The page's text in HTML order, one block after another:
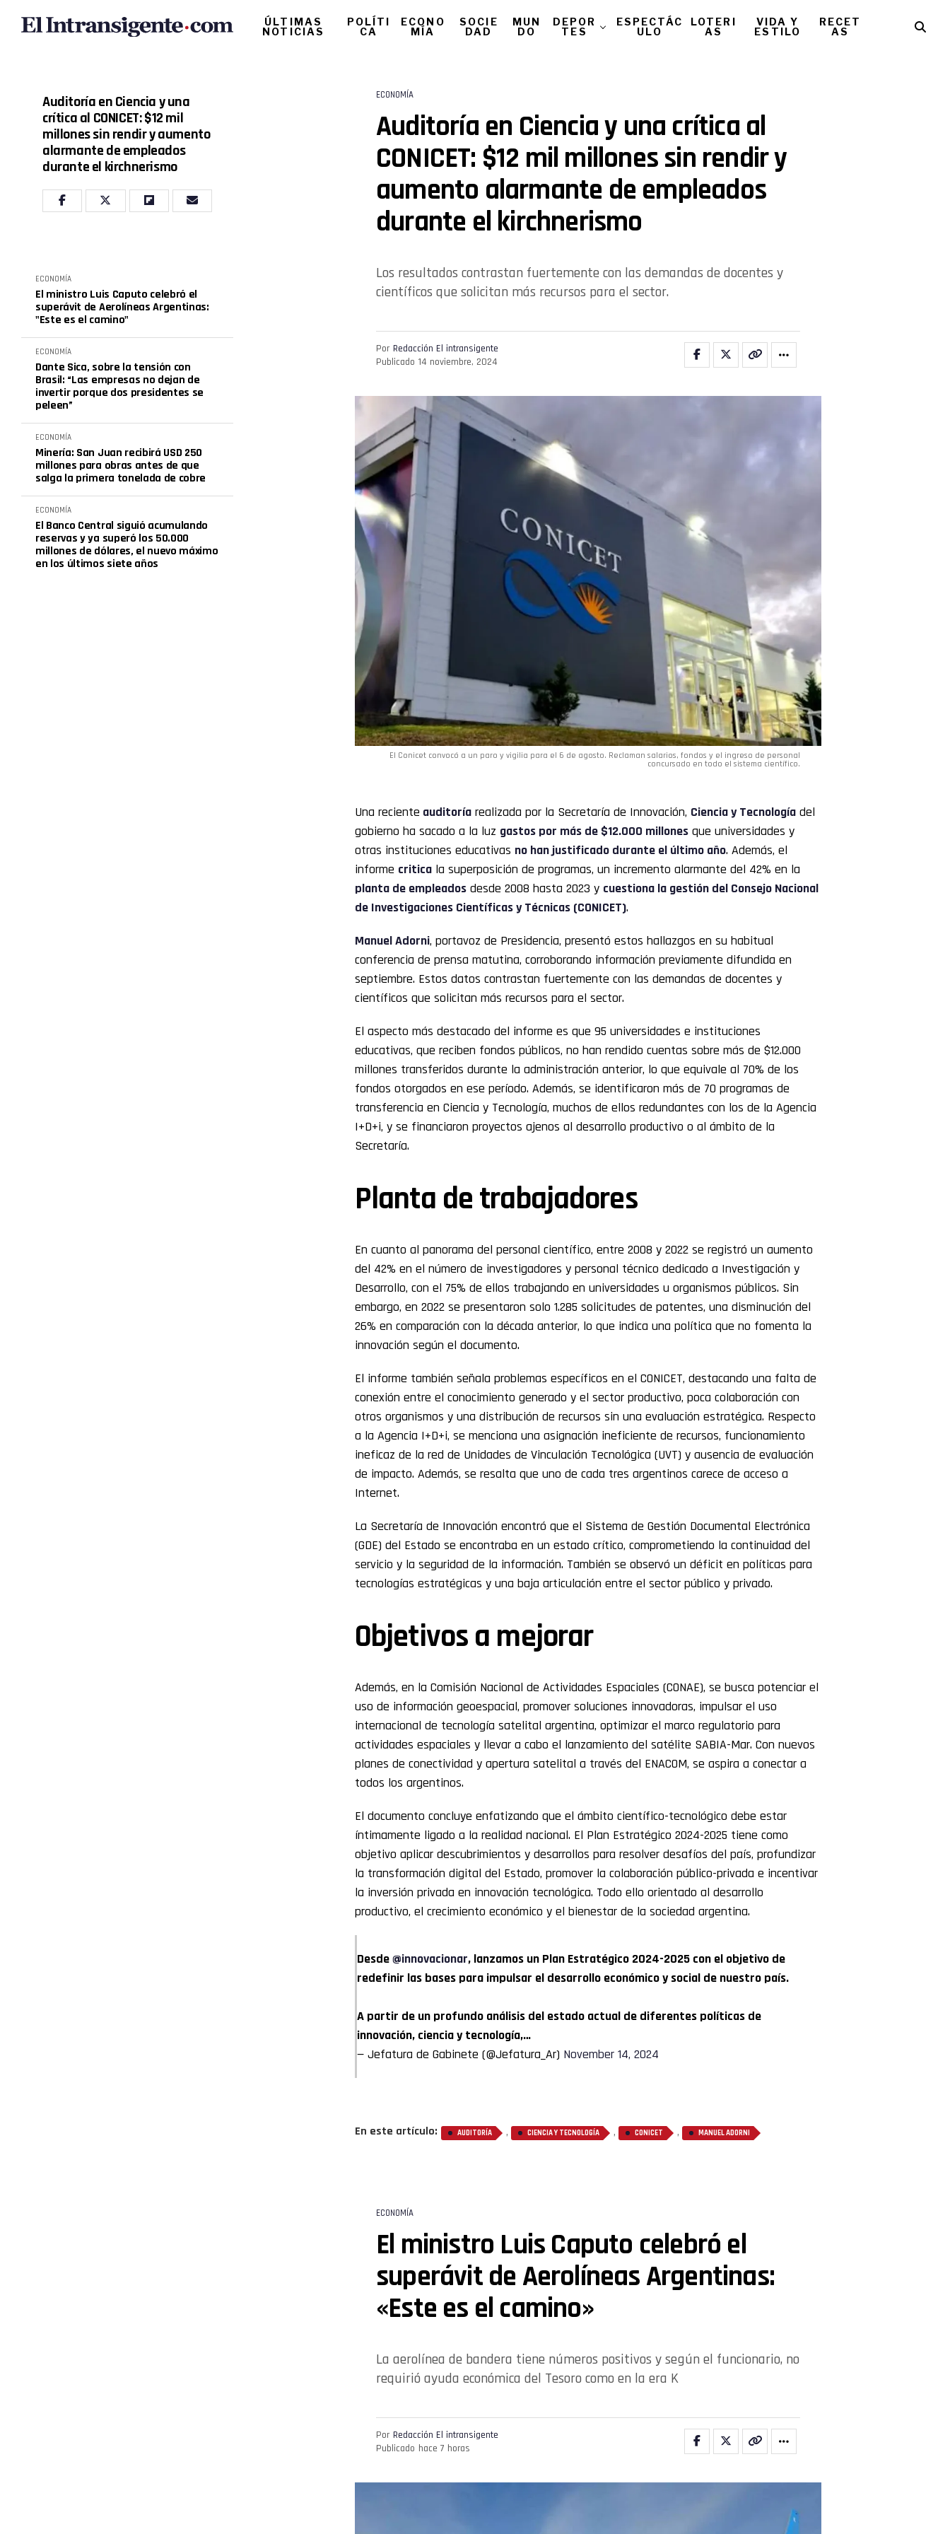
ÚLTIMAS
NOTICIAS
POLÍTI
CA
ECONO
MÍA
SOCIE
DAD
MUN
DO
DEPOR
TES
ESPECTÁC
ULO
LOTERI
AS
VIDA Y
ESTILO
RECET
AS
Auditoría en Ciencia y una
crítica al CONICET: $12 mil
millones sin rendir y aumento
alarmante de empleados
durante el kirchnerismo
ECONOMÍA
El ministro Luis Caputo celebró el
superávit de Aerolíneas Argentinas:
"Este es el camino"
ECONOMÍA
Dante Sica, sobre la tensión con
Brasil: “Las empresas no dejan de
invertir porque dos presidentes se
peleen”
ECONOMÍA
Minería: San Juan recibirá USD 250
millones para obras antes de que
salga la primera tonelada de cobre
ECONOMÍA
El Banco Central siguió acumulando
reservas y ya superó los 50.000
millones de dólares, el nuevo máximo
en los últimos siete años
ECONOMÍA
Auditoría en Ciencia y una crítica al
CONICET: $12 mil millones sin rendir y
aumento alarmante de empleados
durante el kirchnerismo
Los resultados contrastan fuertemente con las demandas de docentes y
científicos que solicitan más recursos para el sector.
Por Redacción El intransigente
Publicado 14 noviembre, 2024
El Conicet convocó a un paro y vigilia para el 6 de agosto. Reclaman salarios, fondos y el ingreso de personal
concursado en todo el sistema científico.
Una reciente auditoría realizada por la Secretaría de Innovación, Ciencia y Tecnología del
gobierno ha sacado a la luz gastos por más de $12.000 millones que universidades y
otras instituciones educativas no han justificado durante el último año. Además, el
informe critica la superposición de programas, un incremento alarmante del 42% en la
planta de empleados desde 2008 hasta 2023 y cuestiona la gestión del Consejo Nacional
de Investigaciones Científicas y Técnicas (CONICET).
Manuel Adorni, portavoz de Presidencia, presentó estos hallazgos en su habitual
conferencia de prensa matutina, corroborando información previamente difundida en
septiembre. Estos datos contrastan fuertemente con las demandas de docentes y
científicos que solicitan más recursos para el sector.
El aspecto más destacado del informe es que 95 universidades e instituciones
educativas, que reciben fondos públicos, no han rendido cuentas sobre más de $12.000
millones transferidos durante la administración anterior, lo que equivale al 70% de los
fondos otorgados en ese período. Además, se identificaron más de 70 programas de
transferencia en Ciencia y Tecnología, muchos de ellos redundantes con los de la Agencia
I+D+i, y se financiaron proyectos ajenos al desarrollo productivo o al ámbito de la
Secretaría.
Planta de trabajadores
En cuanto al panorama del personal científico, entre 2008 y 2022 se registró un aumento
del 42% en el número de investigadores y personal técnico dedicado a Investigación y
Desarrollo, con el 75% de ellos trabajando en universidades u organismos públicos. Sin
embargo, en 2022 se presentaron solo 1.285 solicitudes de patentes, una disminución del
26% en comparación con la década anterior, lo que indica una política que no fomenta la
innovación según el documento.
El informe también señala problemas específicos en el CONICET, destacando una falta de
conexión entre el conocimiento generado y el sector productivo, poca colaboración con
otros organismos y una distribución de recursos sin una evaluación estratégica. Respecto
a la Agencia I+D+i, se menciona una asignación ineficiente de recursos, funcionamiento
ineficaz de la red de Unidades de Vinculación Tecnológica (UVT) y ausencia de evaluación
de impacto. Además, se resalta que uno de cada tres argentinos carece de acceso a
Internet.
La Secretaría de Innovación encontró que el Sistema de Gestión Documental Electrónica
(GDE) del Estado se encontraba en un estado crítico, comprometiendo la continuidad del
servicio y la seguridad de la información. También se observó un déficit en políticas para
tecnologías estratégicas y una baja articulación entre el sector público y privado.
Objetivos a mejorar
Además, en la Comisión Nacional de Actividades Espaciales (CONAE), se busca potenciar el
uso de información geoespacial, promover soluciones innovadoras, impulsar el uso
internacional de tecnología satelital argentina, optimizar el marco regulatorio para
actividades espaciales y llevar a cabo el lanzamiento del satélite SABIA-Mar. Con nuevos
planes de conectividad y apertura satelital a través del ENACOM, se aspira a conectar a
todos los argentinos.
El documento concluye enfatizando que el ámbito científico-tecnológico debe estar
íntimamente ligado a la realidad nacional. El Plan Estratégico 2024-2025 tiene como
objetivo aplicar descubrimientos y desarrollos para resolver desafíos del país, profundizar
la transformación digital del Estado, promover la colaboración público-privada e incentivar
la inversión privada en innovación tecnológica. Todo ello orientado al desarrollo
productivo, el crecimiento económico y el bienestar de la sociedad argentina.
Desde@innovacionar, lanzamos un Plan Estratégico 2024-2025 con el objetivo de
redefinir las bases para impulsar el desarrollo económico y social de nuestro país.
A partir de un profundo análisis del estado actual de diferentes políticas de
innovación, ciencia y tecnología,…
— Jefatura de Gabinete (@Jefatura_Ar) November 14, 2024
En este artículo: AUDITORÍA , CIENCIA Y TECNOLOGÍA , CONICET , MANUEL ADORNI
ECONOMÍA
El ministro Luis Caputo celebró el
superávit de Aerolíneas Argentinas:
«Este es el camino»
La aerolínea de bandera tiene números positivos y según el funcionario, no
requirió ayuda económica del Tesoro como en la era K
Por Redacción El intransigente
Publicado hace 7 horas